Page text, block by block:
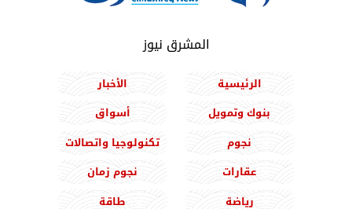
المشرق نيوز
الرئيسية
الأخبار
بنوك وتمويل
أسواق
نجوم
تكنولوجيا واتصالات
عقارات
نجوم زمان
رياضة
طاقة